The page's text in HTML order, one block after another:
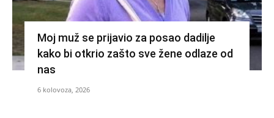
Moj muž se prijavio za posao dadilje
kako bi otkrio zašto sve žene odlaze od
nas
6 kolovoza, 2026